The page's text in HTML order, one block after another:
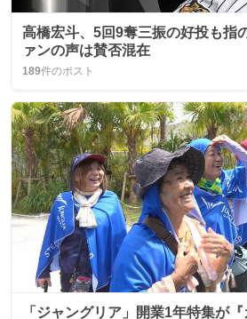
高橋宏斗、5回9奪三振の好投も
ァンの声は賛否混在
189件のポスト
「ジャングリア」開業1年特集が